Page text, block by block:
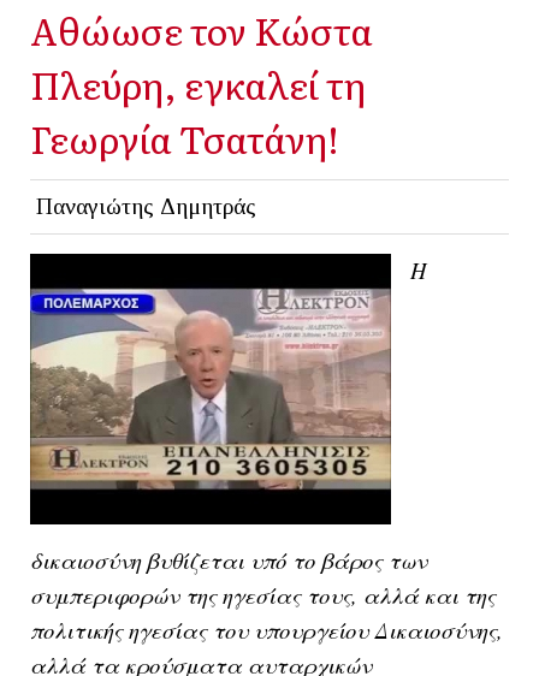
Αθώωσε τον Κώστα
Πλεύρη, εγκαλεί τη
Γεωργία Τσατάνη!
Παναγιώτης Δημητράς
Η
δικαιοσύνη βυθίζεται υπό το βάρος των
συμπεριφορών της ηγεσίας τους, αλλά και της
πολιτικής ηγεσίας του υπουργείου Δικαιοσύνης,
αλλά τα κρούσματα αυταρχικών